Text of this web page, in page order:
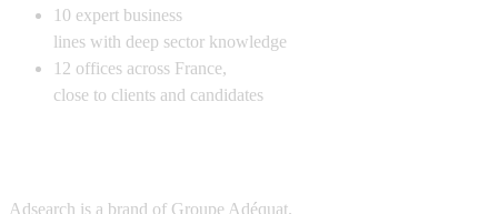
10 expert business
lines with deep sector knowledge
12 offices across France,
close to clients and candidates
Adsearch is a brand of Groupe Adéquat.